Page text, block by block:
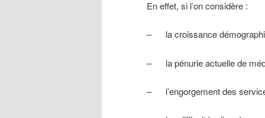
En effet, si l’on considère :
– la croissance
– la pénurie actuelle de
– l’engorgement des